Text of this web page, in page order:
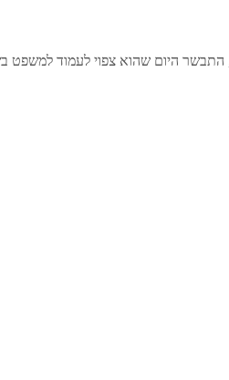
התבשר היום שהוא צפוי לעמוד